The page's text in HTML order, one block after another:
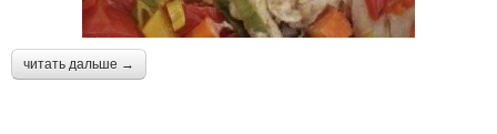
читать дальше →